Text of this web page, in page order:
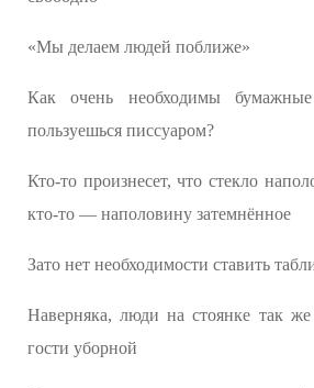
«Мы делаем людей поближе»
Как очень необходимы бумажные
пользуешься писсуаром?
Кто-то произнесет, что стекло
кто-то — наполовину затемнённое
Зато нет необходимости ставить
Наверняка, люди на стоянке так
гости уборной